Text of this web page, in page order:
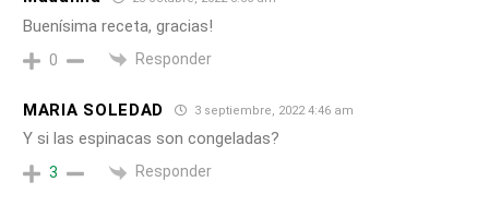
Buenísima receta, gracias!
0 Responder
MARIA SOLEDAD 3 septiembre, 2022 4:46 am
Y si las espinacas son congeladas?
3 Responder